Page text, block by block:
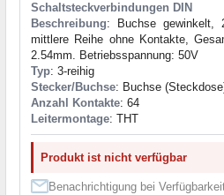
Schaltsteckverbindungen DIN
Beschreibung: Buchse gewinkelt,
mittlere Reihe ohne Kontakte,
2.54mm. Betriebsspannung: 50V
Typ: 3-reihig
Stecker/Buchse: Buchse
Anzahl Kontakte: 64
Leitermontage: THT
Produkt ist nicht verfügbar
Benachrichtigung bei